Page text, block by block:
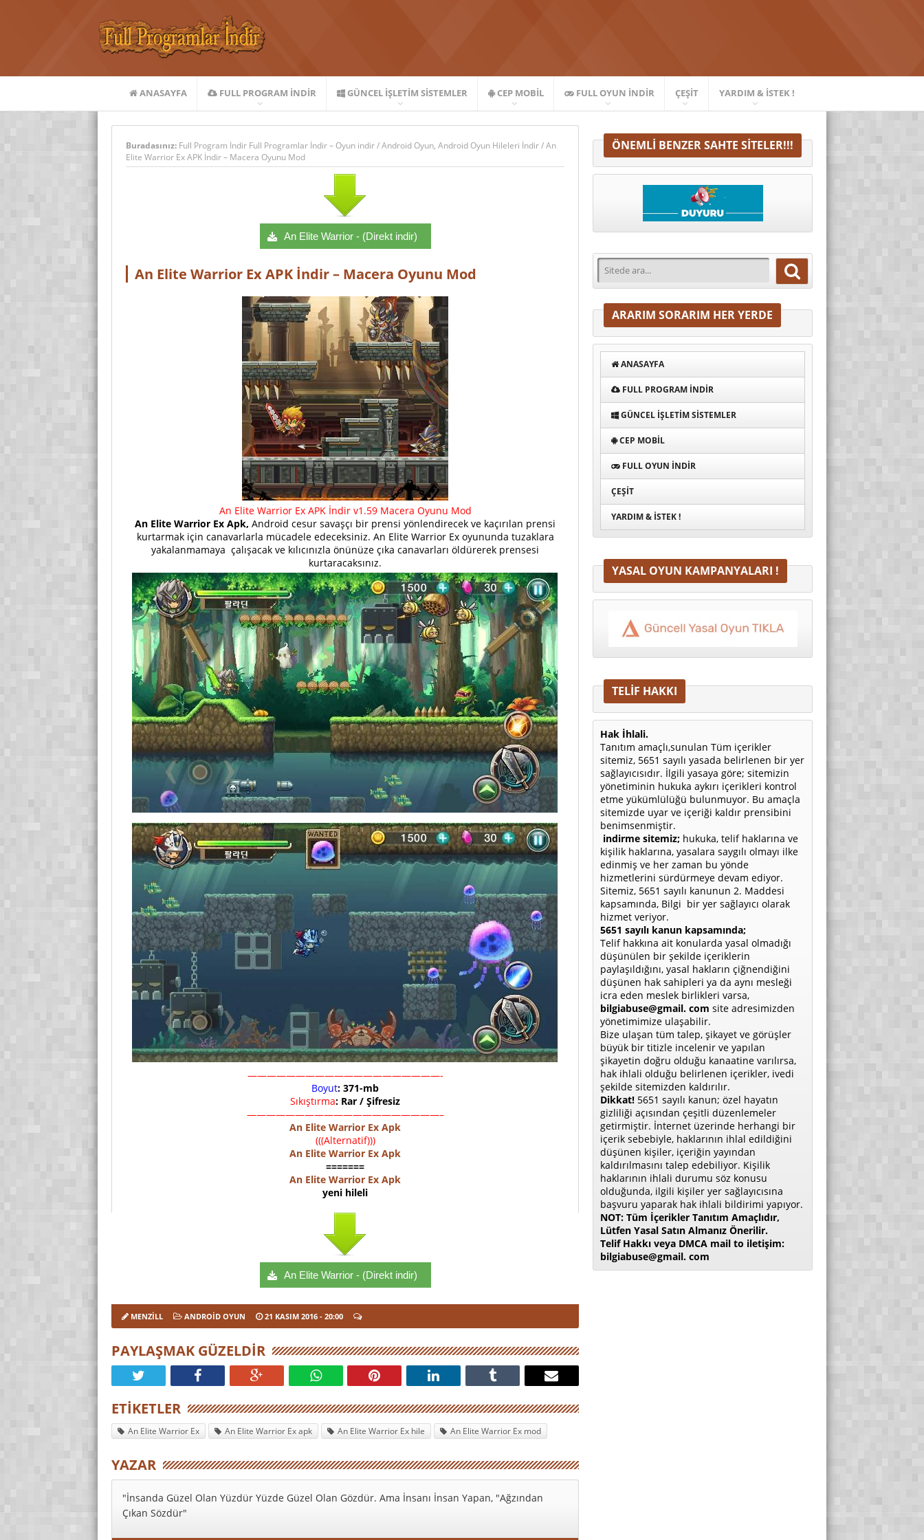
ANASAYFA FULL PROGRAM INDIR GÜNCEL İŞLETIM SISTEMLER CEP MOBIL FULL OYUN İNDIR ÇEŞIT YARDIM & İSTEK !
Buradasınız: Full Program İndir Full Programlar İndir – Oyun indir/Android Oyun, Android Oyun Hileleri İndir/An
Elite Warrior Ex APK İndir – Macera Oyunu Mod
An Elite Warrior - (Direkt indir)
An Elite Warrior Ex APK İndir – Macera Oyunu Mod
An Elite Warrior Ex APK İndir v1.59 Macera Oyunu Mod
An Elite Warrior Ex Apk, Android cesur savaşçı bir prensi yönlendirecek ve kaçırılan prensi
kurtarmak için canavarlarla mücadele edeceksiniz. An Elite Warrior Ex oyununda tuzaklara
yakalanmamaya çalışacak ve kılıcınızla önünüze çıka canavarları öldürerek prensesi
kurtaracaksınız.
————————————————————-
Boyut: 371-mb
Sıkıştırma: Rar / Şifresiz
————————————————————–
An Elite Warrior Ex Apk
(((Alternatif)))
An Elite Warrior Ex Apk
=======
An Elite Warrior Ex Apk
yeni hileli
An Elite Warrior - (Direkt indir)
MENZILL ANDROID OYUN 21 KASIM 2016 - 20:00
PAYLAŞMAK GÜZELDIR
ETIKETLER
An Elite Warrior Ex An Elite Warrior Ex apk An Elite Warrior Ex hile An Elite Warrior Ex mod
YAZAR
"İnsanda Güzel Olan Yüzdür Yüzde Güzel Olan Gözdür. Ama İnsanı İnsan Yapan, "Ağzından
Çıkan Sözdür"
ÖNEMLI BENZER SAHTE SITELER!!!
ARARIM SORARIM HER YERDE
ANASAYFA
FULL PROGRAM INDIR
GÜNCEL İŞLETIM SISTEMLER
CEP MOBIL
FULL OYUN İNDIR
ÇEŞIT
YARDIM & İSTEK !
YASAL OYUN KAMPANYALARI !
TELİF HAKKI
Hak İhlali.
Tanıtım amaçlı,sunulan Tüm içerikler
sitemiz, 5651 sayılı yasada belirlenen bir yer
sağlayıcısıdır. İlgili yasaya göre; sitemizin
yönetiminin hukuka aykırı içerikleri kontrol
etme yükümlülüğü bulunmuyor. Bu amaçla
sitemizde uyar ve içeriği kaldır prensibini
benimsenmiştir.
indirme sitemiz; hukuka, telif haklarına ve
kişilik haklarına, yasalara saygılı olmayı ilke
edinmiş ve her zaman bu yönde
hizmetlerini sürdürmeye devam ediyor.
Sitemiz, 5651 sayılı kanunun 2. Maddesi
kapsamında, Bilgi bir yer sağlayıcı olarak
hizmet veriyor.
5651 sayılı kanun kapsamında;
Telif hakkına ait konularda yasal olmadığı
düşünülen bir şekilde içeriklerin
paylaşıldığını, yasal hakların çiğnendiğini
düşünen hak sahipleri ya da aynı mesleği
icra eden meslek birlikleri varsa,
bilgiabuse@gmail. com site adresimizden
yönetimimize ulaşabilir.
Bize ulaşan tüm talep, şikayet ve görüşler
büyük bir titizle incelenir ve yapılan
şikayetin doğru olduğu kanaatine varılırsa,
hak ihlali olduğu belirlenen içerikler, ivedi
şekilde sitemizden kaldırılır.
Dikkat! 5651 sayılı kanun; özel hayatın
gizliliği açısından çeşitli düzenlemeler
getirmiştir. İnternet üzerinde herhangi bir
içerik sebebiyle, haklarının ihlal edildiğini
düşünen kişiler, içeriğin yayından
kaldırılmasını talep edebiliyor. Kişilik
haklarının ihlali durumu söz konusu
olduğunda, ilgili kişiler yer sağlayıcısına
başvuru yaparak hak ihlali bildirimi yapıyor.
NOT: Tüm İçerikler Tanıtım Amaçlıdır,
Lütfen Yasal Satın Almanız Önerilir.
Telif Hakkı veya DMCA mail to iletişim:
bilgiabuse@gmail. com